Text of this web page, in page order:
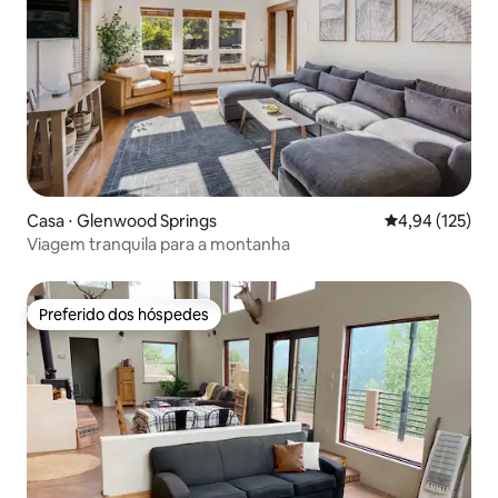
Casa ⋅ Glenwood Springs 4,94 de uma
4,94 (125)
Viagem tranquila para a montanha
Preferido dos hóspedes
Preferido dos hóspedes